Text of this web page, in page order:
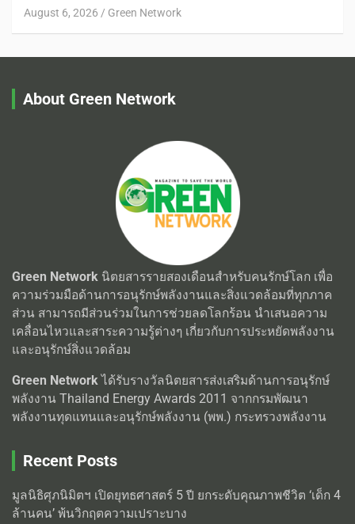
August 6, 2026 Green Network
About Green Network
Green Network นิตยสารรายสองเดือนสำหรับคนรักษ์โลก เพื่อ
ความร่วมมือด้านการอนุรักษ์พลังงานและสิ่งแวดล้อมที่ทุกภาค
ส่วน สามารถมีส่วนร่วมในการช่วยลดโลกร้อน นำเสนอความ
เคลื่อนไหวและสาระความรู้ต่างๆ เกี่ยวกับการประหยัดพลังงาน
และอนุรักษ์สิ่งแวดล้อม
Green Networkได้รับรางวัลนิตยสารส่งเสริมด้านการอนุรักษ์
พลังงาน Thailand Energy Awards 2011 จากกรมพัฒนา
พลังงานทุดแทนและอนุรักษ์พลังงาน (พพ.) กระทรวงพลังงาน
Recent Posts
มูลนิธิศุภนิมิตฯ เปิดยุทธศาสตร์ 5 ปี ยกระดับคุณภาพชีวิต ‘เด็ก 4
ล้านคน’ พ้นวิกฤตความเปราะบาง